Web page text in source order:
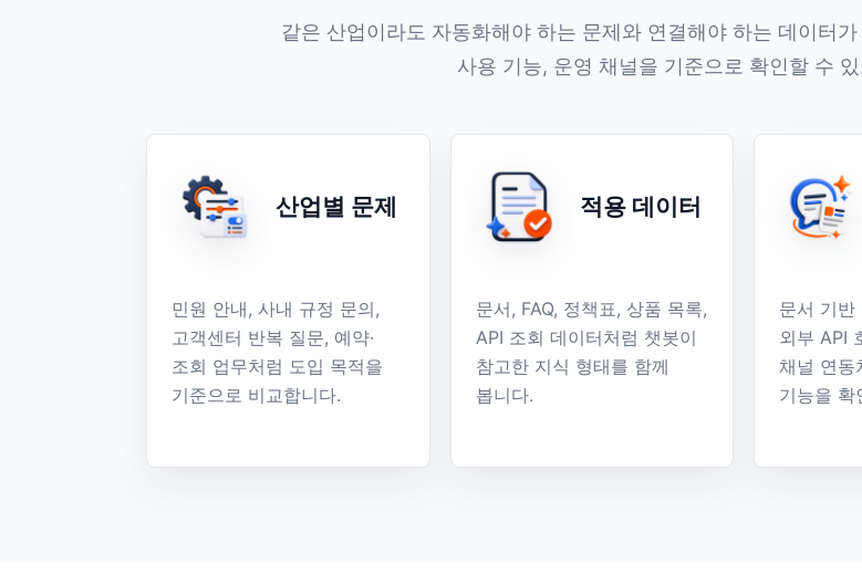
같은 산업이라도 자동화해야 하는 문제와 연결해야 하는 데이터
사용 기능, 운영 채널을 기준으로 확인할 수
산업별 문제
민원 안내, 사내 규정 문의,
고객센터 반복 질문, 예약·
조회 업무처럼 도입 목적을
기준으로 비교합니다.
적용 데이터
문서, FAQ, 정책표, 상품 목록,
API 조회 데이터처럼 챗봇이
참고한 지식 형태를 함께
봅니다.
문서 기반
외부 API
채널 연동
기능을 확